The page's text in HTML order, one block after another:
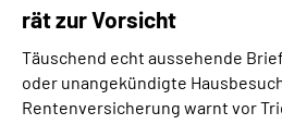
rät zur Vorsicht
Täuschend echt aussehende
oder unangekündigte
Rentenversicherung warnt vor